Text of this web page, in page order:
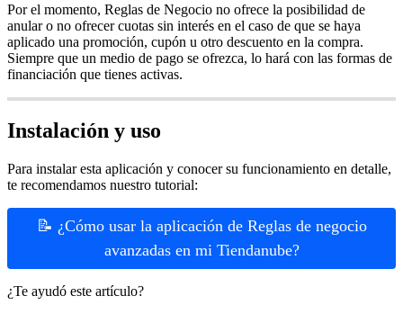
Por el momento, Reglas de Negocio no ofrece la posibilidad de
anular o no ofrecer cuotas sin interés en el caso de que se haya
aplicado una promoción, cupón u otro descuento en la compra.
Siempre que un medio de pago se ofrezca, lo hará con las formas de
financiación que tienes activas.
Instalación y uso
Para instalar esta aplicación y conocer su funcionamiento en detalle,
te recomendamos nuestro tutorial:
📝 ¿Cómo usar la aplicación de Reglas de negocio
avanzadas en mi Tiendanube?
¿Te ayudó este artículo?